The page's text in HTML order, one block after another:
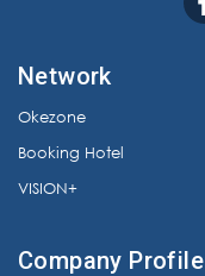
Network
Okezone
Booking Hotel
VISION+
Company Profile